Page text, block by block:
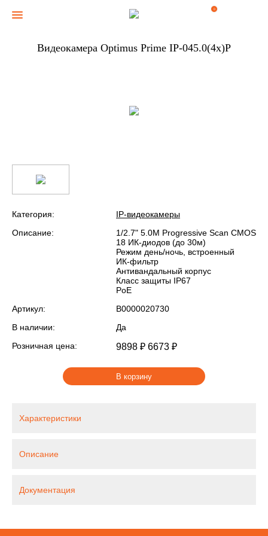
0
Видеокамера Optimus Prime IP-045.0(4x)P
Категория:
IP-видеокамеры
Описание:
1/2.7" 5.0M Progressive Scan CMOS
18 ИК-диодов (до 30м)
Режим день/ночь, встроенный
ИК-фильтр
Антивандальный корпус
Класс защиты IР67
PoE
Артикул:
В0000020730
В наличии:
Да
Розничная цена:
9898 ₽ 6673 ₽
В корзину
Характеристики
Описание
Документация